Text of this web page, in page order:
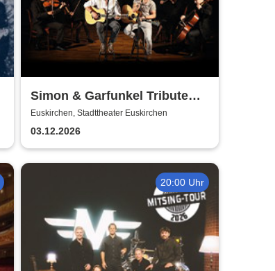
Simon & Garfunkel Tribute
meets Classic - Duo
Graceland
Euskirchen, Stadttheater Euskirchen
03.12.2026
20:00 Uhr